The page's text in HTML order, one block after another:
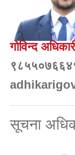
गोविन्द
सूचना